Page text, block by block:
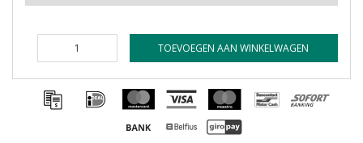
TOEVOEGEN AAN WINKELWAGEN